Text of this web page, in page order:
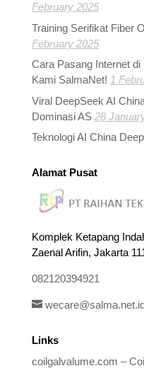
February 2025
Training Serifikat Fiber
February 2025
Cara Pasang Internet
Kami SalmaNet! 1
Viral DeepSeek AI
Dominasi AS 28
Teknologi AI China
Alamat Pusat
Komplek Ketapang
Zaenal Arifin, Jakarta
082120394921
Links
coilgalvalume.com –